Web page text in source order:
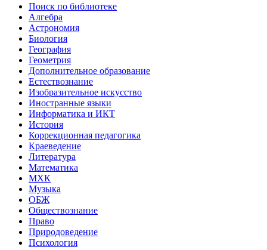
Поиск по библиотеке
Алгебра
Астрономия
Биология
География
Геометрия
Дополнительное образование
Естествознание
Изобразительное искусство
Иностранные языки
Информатика и ИКТ
История
Коррекционная педагогика
Краеведение
Литература
Математика
МХК
Музыка
ОБЖ
Обществознание
Право
Природоведение
Психология